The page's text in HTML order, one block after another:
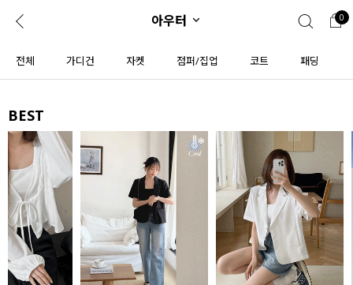
로그인 0
ENG
콘텐츠 플러스핏
CATEGORY COMMUNITY
도착보장⚡
인플루언서 pick!
신상 5%
익스클루시브
아우터 0
전체 가디건 자켓 점퍼/집업 코트 패딩
BEST